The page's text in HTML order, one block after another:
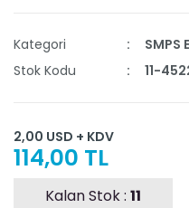
Kategori
SMPS
Stok Kodu
11-
2,00 USD + KDV
114,00 TL
Kalan Stok : 11